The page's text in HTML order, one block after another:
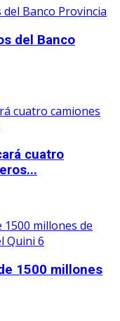
del Banco
cuatro
1500 millones